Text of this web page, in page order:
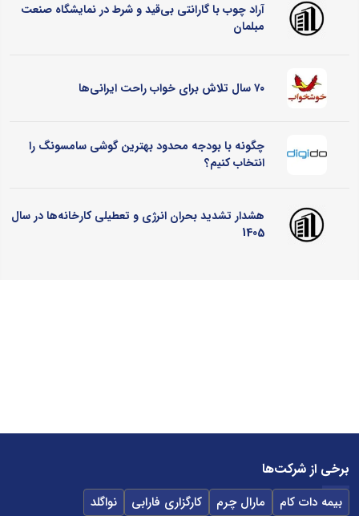
آراد چوب با گارانتی بی‌قید و شرط در نمایشگاه صنعت
مبلمان
۷۰ سال تلاش برای خواب راحت ایرانی‌ها
چگونه با بودجه محدود بهترین گوشی سامسونگ را
انتخاب کنیم؟
هشدار تشدید بحران انرژی و تعطیلی کارخانه‌ها در سال
1405
برخی از شرکت‌ها
بیمه دات کام مارال چرم کارگزاری فارابی
نواگلد